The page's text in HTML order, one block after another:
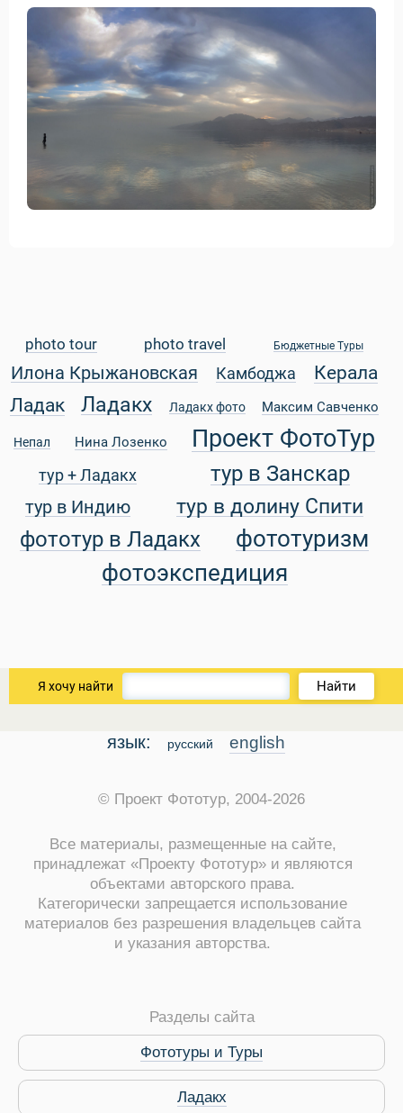
Путеводитель по
photo tour photo travel Бюджетные Туры
Илона Крыжановская Камбоджа
Керала
Ладак
Ладакх Ладакх фото Максим Савченко
Непал Нина Лозенко Проект ФотоТур
тур + Ладакх тур в Занскар
тур в Индию тур в долину Спити
фототур в Ладакх
фототуризм
фотоэкспедиция
Я хочу найти Найти
язык: русский english
© Проект Фототур, 2004-2026
Все материалы, размещенные на сайте,
принадлежат «Проекту Фототур» и являются
объектами авторского права.
Категорически запрещается использование
материалов без разрешения владельцев сайта
и указания авторства.
Разделы сайта
Фототуры и Туры
Ладакх